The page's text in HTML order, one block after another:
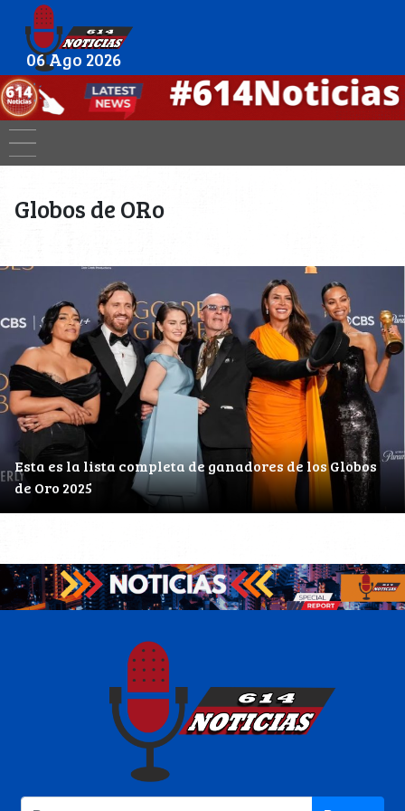
06 Ago 2026
Globos de ORo
Esta es la lista completa de ganadores de los Globos
de Oro 2025